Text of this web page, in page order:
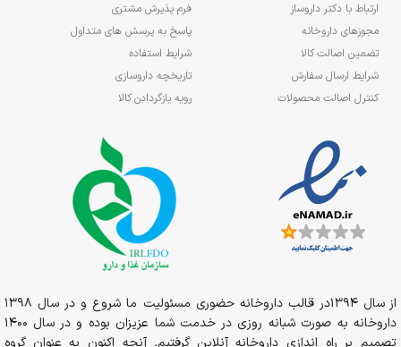
ارتباط با دکتر داروساز
مجوزهای داروخانه
تضمین اصالت کالا
شرایط ارسال سفارش
کنترل اصالت محصولات
فرم پذیرش مشتری
پاسخ به پرسش های متداول
شرایط استفاده
تاریخچه داروسازی
رویه بازگردادن کالا
از سال 1394در قالب داروخانه حضوری مسئولیت ما شروع و در سال 1398
داروخانه به صورت شبانه روزی در خدمت شما عزیزان بوده و در سال 1400